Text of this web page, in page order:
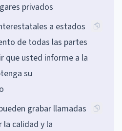
privados
a estados
de todas las partes
que usted informe a la
su
grabar llamadas
la calidad y la